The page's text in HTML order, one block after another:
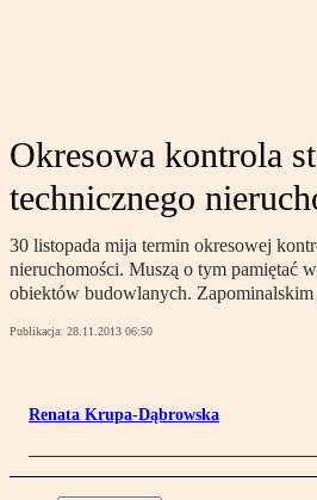
Okresowa kontrola
technicznego
30 listopada mija termin okresowej
nieruchomości. Muszą o tym pamiętać
obiektów budowlanych. Zapominalskim
Publikacja: 28.11.2013 06:50
Renata Krupa-Dąbrowska